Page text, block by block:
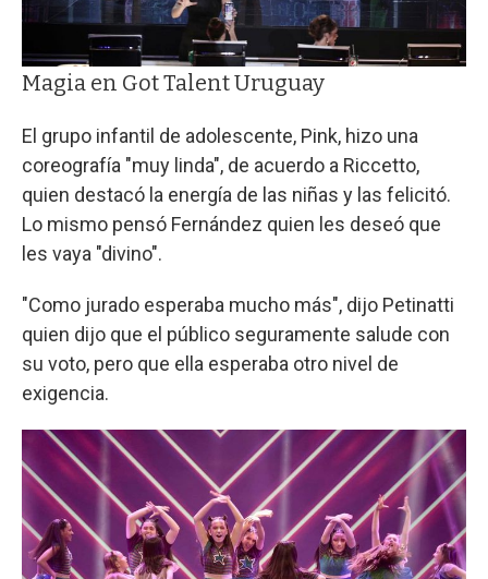
Magia en Got Talent Uruguay
El grupo infantil de adolescente, Pink, hizo una
coreografía "muy linda", de acuerdo a Riccetto,
quien destacó la energía de las niñas y las felicitó.
Lo mismo pensó Fernández quien les deseó que
les vaya "divino".
"Como jurado esperaba mucho más", dijo Petinatti
quien dijo que el público seguramente salude con
su voto, pero que ella esperaba otro nivel de
exigencia.